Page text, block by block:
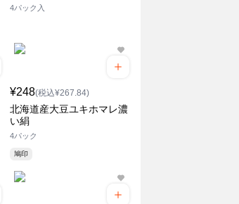
4パック入
¥248(税込¥267.84)
北海道産大豆ユキホマレ濃
い絹
4パック
鳩印